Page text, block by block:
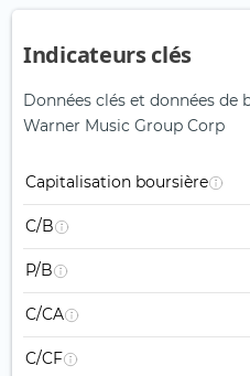
Indicateurs clés
Données clés et données de
Warner Music Group Corp
Capitalisation boursière
C/B
P/B
C/CA
C/CF